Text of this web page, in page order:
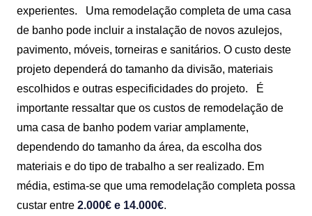
experientes.
Uma remodelação completa de uma casa
de banho pode incluir a instalação de novos azulejos,
pavimento, móveis, torneiras e sanitários. O custo deste
projeto dependerá do tamanho da divisão, materiais
escolhidos e outras especificidades do projeto.
É
importante ressaltar que os custos de remodelação de
uma casa de banho podem variar amplamente,
dependendo do tamanho da área, da escolha dos
materiais e do tipo de trabalho a ser realizado. Em
média, estima-se que uma remodelação completa possa
custar entre 2.000€ e 14.000€.